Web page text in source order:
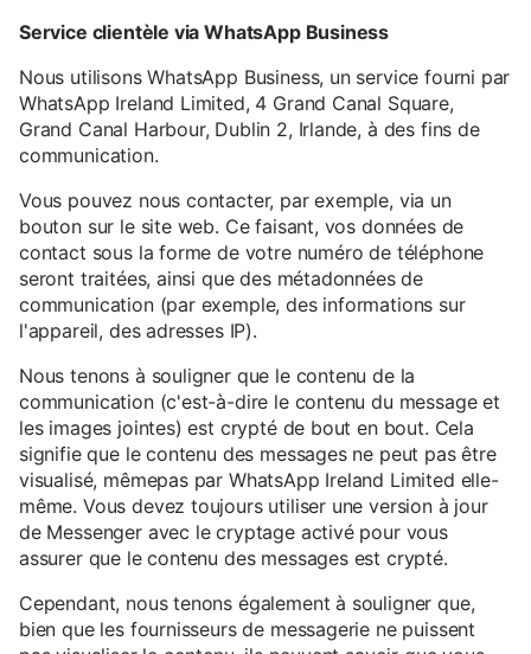
Service clientèle via WhatsApp Business
Nous utilisons WhatsApp Business, un service fourni par
WhatsApp Ireland Limited, 4 Grand Canal Square,
Grand Canal Harbour, Dublin 2, Irlande, à des fins de
communication.
Vous pouvez nous contacter, par exemple, via un
bouton sur le site web. Ce faisant, vos données de
contact sous la forme de votre numéro de téléphone
seront traitées, ainsi que des métadonnées de
communication (par exemple, des informations sur
l'appareil, des adresses IP).
Nous tenons à souligner que le contenu de la
communication (c'est-à-dire le contenu du message et
les images jointes) est crypté de bout en bout. Cela
signifie que le contenu des messages ne peut pas être
visualisé, mêmepas par WhatsApp Ireland Limited elle-
même. Vous devez toujours utiliser une version à jour
de Messenger avec le cryptage activé pour vous
assurer que le contenu des messages est crypté.
Cependant, nous tenons également à souligner que,
bien que les fournisseurs de messagerie ne puissent